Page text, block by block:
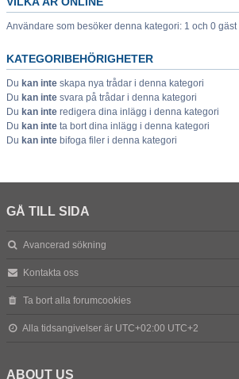
Användare som besöker denna kategori: 1 och 0 gäst
KATEGORIBEHÖRIGHETER
Du kan inte skapa nya trådar i denna kategori
Du kan inte svara på trådar i denna kategori
Du kan inte redigera dina inlägg i denna kategori
Du kan inte ta bort dina inlägg i denna kategori
Du kan inte bifoga filer i denna kategori
GÅ TILL SIDA
Avancerad sökning
Kontakta oss
Ta bort alla forumcookies
Alla tidsangivelser är UTC+02:00 UTC+2
ABOUT US